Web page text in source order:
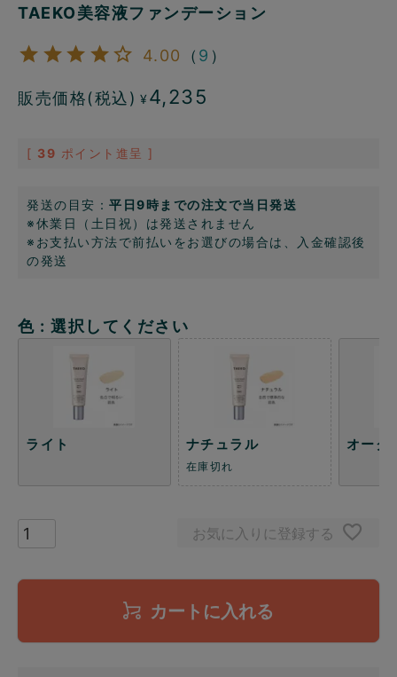
TAEKO美容液ファンデーション
4.00 （ 9 ）
販売価格(税込) ¥ 4,235
[ 39 ポイント進呈 ]
発送の目安： 平日9時までの注文で当日発送
※休業日（土日祝）は発送されません
※お支払い方法で前払いをお選びの場合は、入金確認後
の発送
色 選択してください
ライト ナチュラル
在庫切れ
オーク
お気に入りに登録する
カートに入れる